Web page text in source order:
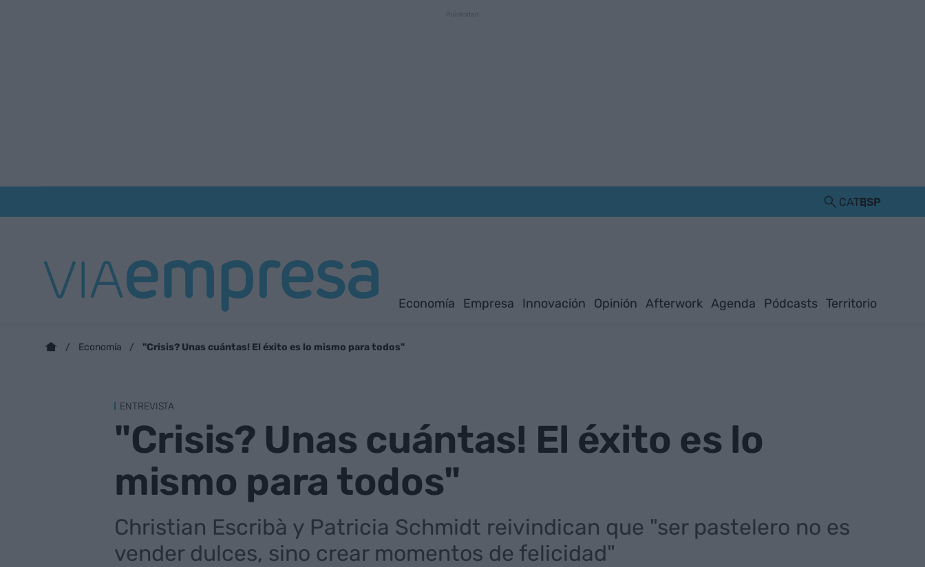
CATESP
Economía Empresa Innovación Opinión Afterwork Agenda Pódcasts Territorio
Economía "Crisis? Unas cuántas! El éxito es lo mismo para todos"
ENTREVISTA
"Crisis? Unas cuántas! El éxito es lo
mismo para todos"
Christian Escribà y Patricia Schmidt reivindican que "ser pastelero no es
vender dulces, sino crear momentos de felicidad"